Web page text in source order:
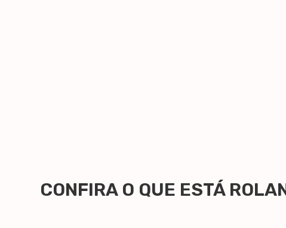
CONFIRA O QUE ESTÁ